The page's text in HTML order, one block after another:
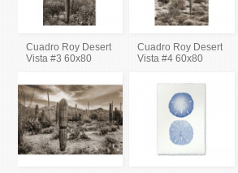
Cuadro Roy Desert
Vista #3 60x80
Cuadro Roy Desert
Vista #4 60x80